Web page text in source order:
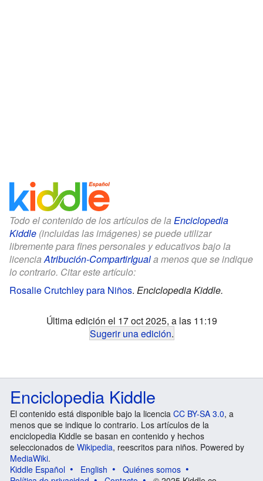
Todo el contenido de los artículos de la Enciclopedia
Kiddle (incluidas las imágenes) se puede utilizar
libremente para fines personales y educativos bajo la
licenciaAtribución-CompartirIguala menos que se indique
lo contrario. Citar este artículo:
Rosalie Crutchley para Niños. Enciclopedia Kiddle.
Última edición el 17 oct 2025, a las 11:19
Sugerir una edición.
Enciclopedia Kiddle
El contenido está disponible bajo la licencia CC BY-SA 3.0, a
menos que se indique lo contrario. Los artículos de la
enciclopedia Kiddle se basan en contenido y hechos
seleccionados de Wikipedia, reescritos para niños. Powered by
MediaWiki.
Kiddle Español
English
Quiénes somos